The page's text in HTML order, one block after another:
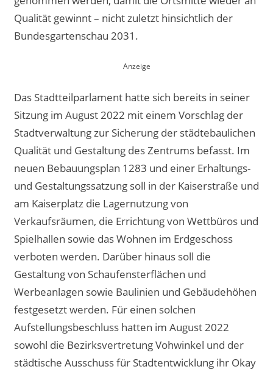
Qualität gewinnt – nicht zuletzt hinsichtlich der
Bundesgartenschau 2031.
Das Stadtteilparlament hatte sich bereits in seiner
Sitzung im August 2022 mit einem Vorschlag der
Stadtverwaltung zur Sicherung der städtebaulichen
Qualität und Gestaltung des Zentrums befasst. Im
neuen Bebauungsplan 1283 und einer Erhaltungs-
und Gestaltungssatzung soll in der Kaiserstraße und
am Kaiserplatz die Lagernutzung von
Verkaufsräumen, die Errichtung von Wettbüros und
Spielhallen sowie das Wohnen im Erdgeschoss
verboten werden. Darüber hinaus soll die
Gestaltung von Schaufensterflächen und
Werbeanlagen sowie Baulinien und Gebäudehöhen
festgesetzt werden. Für einen solchen
Aufstellungsbeschluss hatten im August 2022
sowohl die Bezirksvertretung Vohwinkel und der
städtische Ausschuss für Stadtentwicklung ihr Okay